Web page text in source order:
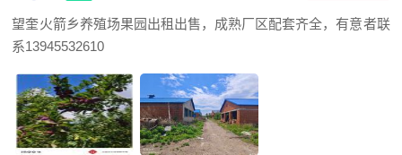
望奎火箭乡养殖场果园出租出售，成熟厂区配套齐全，有意者联
系13945532610